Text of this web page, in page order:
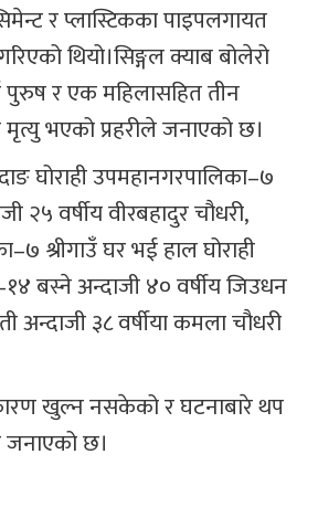
र प्लास्टिकका पाइपलगायत
थियो।सिङ्गल क्याब बोलेरो
र एक महिलासहित तीन
भएको प्रहरीले जनाएको छ।
घोराही उपमहानगरपालिका–७
२५ वर्षीय वीरबहादुर चौधरी,
श्रीगाउँ घर भई हाल घोराही
बस्ने अन्दाजी ४० वर्षीय जिउधन
अन्दाजी ३८ वर्षीया कमला चौधरी
खुल्न नसकेको र घटनाबारे थप
छ।